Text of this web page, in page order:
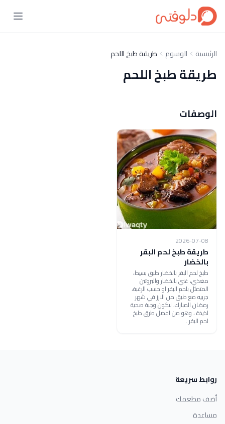
الرئيسية الوسوم طريقة طبخ اللحم
طريقة طبخ اللحم
الوصفات
2026-07-08
طريقة طبخ لحم البقر
بالخضار
طبخ لحم البقر بالخضار طبق بسيط،
مغذي، غني بالخضار والبروتين
المتمثل بلحم البقر او حسب الرغبة،
جربيه مع طبق من الارز في شهر
رمضان المبارك، ليكون وجبة صحية
لذيذة ، وهو من افضل طرق طبخ
لحم البقر .
روابط سريعة
أضف مطعمك
مساعدة